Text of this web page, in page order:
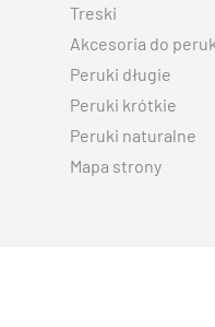
Treski
Akcesoria do peruk
Peruki długie
Peruki krótkie
Peruki naturalne
Mapa strony